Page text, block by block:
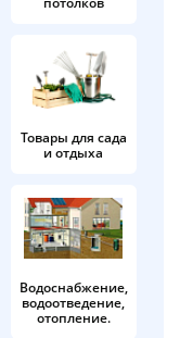
Товары для сада
и отдыха
Водоснабжение,
водоотведение,
отопление.